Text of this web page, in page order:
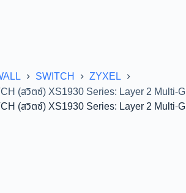
SWITCH
ZYXEL
(สวิตซ์) XS1930 Series: Layer 2
(สวิตซ์) XS1930 Series: Layer 2